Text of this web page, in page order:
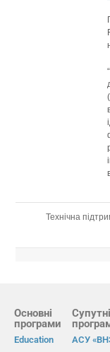
Технічна
Основні
програми
Education
Супутні
АСУ